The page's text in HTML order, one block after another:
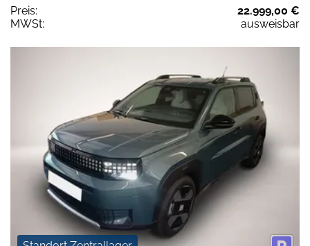
Preis:
22.999,00 €
MWSt:
ausweisbar